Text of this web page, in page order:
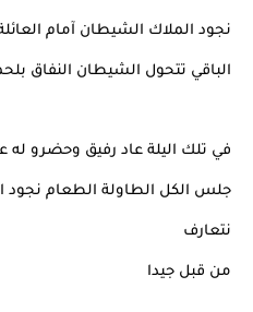
نجود الملاك الشيطان آمام
الباقي تتحول الشيطان النفاق
في تلك اليلة عاد رفيق وحضرو
جلس الكل الطاولة الطعام نجود
نتعارف
من قبل جيدا